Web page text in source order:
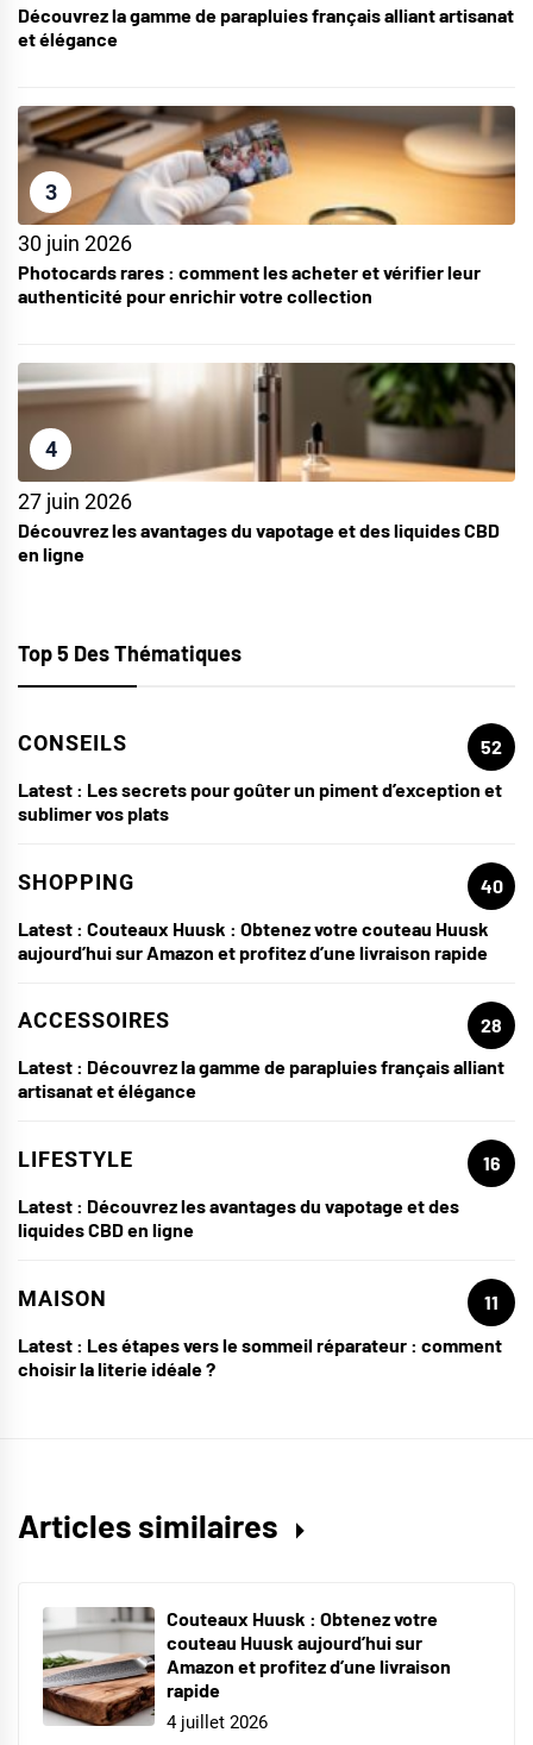
Découvrez la gamme de parapluies français alliant artisanat
et élégance
3
30 juin 2026
Photocards rares : comment les acheter et vérifier leur
authenticité pour enrichir votre collection
4
27 juin 2026
Découvrez les avantages du vapotage et des liquides CBD
en ligne
Top 5 Des Thématiques
CONSEILS
52
Latest : Les secrets pour goûter un piment d’exception et
sublimer vos plats
SHOPPING
40
Latest : Couteaux Huusk : Obtenez votre couteau Huusk
aujourd’hui sur Amazon et profitez d’une livraison rapide
ACCESSOIRES
28
Latest : Découvrez la gamme de parapluies français alliant
artisanat et élégance
LIFESTYLE
16
Latest : Découvrez les avantages du vapotage et des
liquides CBD en ligne
MAISON
11
Latest : Les étapes vers le sommeil réparateur : comment
choisir la literie idéale ?
Articles similaires
Couteaux Huusk : Obtenez votre
couteau Huusk aujourd’hui sur
Amazon et profitez d’une livraison
rapide
4 juillet 2026